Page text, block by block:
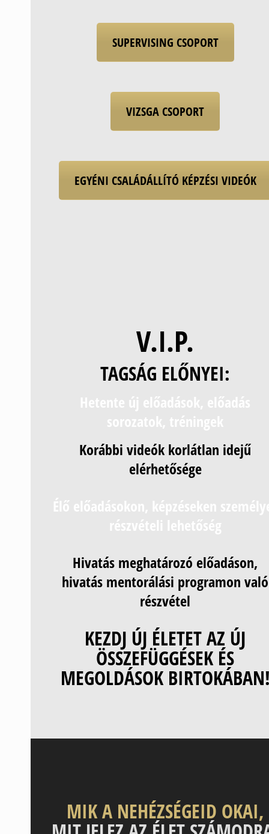
SUPERVISING CSOPORT
VIZSGA CSOPORT
EGYÉNI CSALÁDÁLLÍTÓ KÉPZÉSI VIDEÓK
V.I.P.
TAGSÁG ELŐNYEI:
Korábbi videók korlátlan idejű
elérhetősége
Hivatás meghatározó előadáson,
hivatás mentorálási programon való
részvétel
KEZDJ ÚJ ÉLETET AZ ÚJ
ÖSSZEFÜGGÉSEK ÉS
MEGOLDÁSOK
MIK A NEHÉZSÉGEID OKAI,